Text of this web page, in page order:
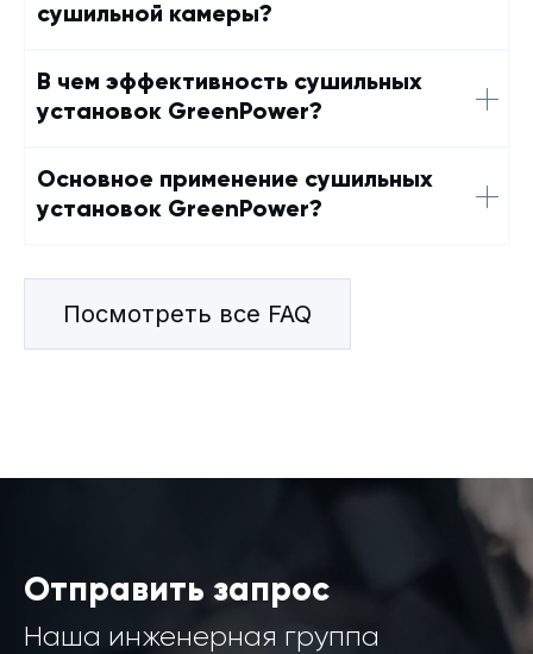
сушильной камеры?
В чем эффективность сушильных
установок GreenPower?
Основное применение сушильных
установок GreenPower?
Посмотреть все FAQ
Отправить запрос
Наша инженерная группа